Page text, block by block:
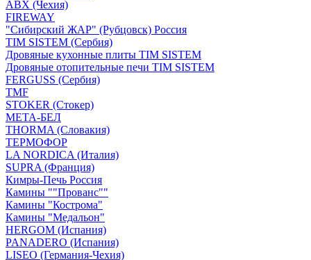
ABX (Чехия)
FIREWAY
"Сибирский ЖАР" (Рубцовск) Россия
TIM SISTEM (Сербия)
Дровяные кухонные плиты TIM SISTEM
Дровяные отопительные печи TIM SISTEM
FERGUSS (Сербия)
TMF
STOKER (Стокер)
МЕТА-БЕЛ
THORMA (Словакия)
ТЕРМОФОР
LA NORDICA (Италия)
SUPRA (Франция)
Кимры-Печь Россия
Камины ""Прованс""
Камины "Кострома"
Камины "Медальон"
HERGOM (Испания)
PANADERO (Испания)
LISEO (Германия-Чехия)